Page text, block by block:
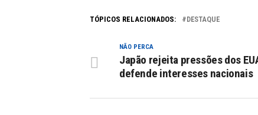
TÓPICOS RELACIONADOS: DESTAQUE
NÃO PERCA
Japão rejeita pressões dos
defende interesses nacionais